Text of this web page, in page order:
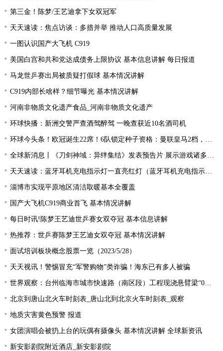
第三金！陈梦/王艺迪拿下女双冠军
天天速读：焦点访谈：多措并举 推动人口高质量发展
一图认识国产大飞机 C919
美国白宫和共和党达成债务上限协议 基本信息讲解 每日报道
马龙世乒赛出局被质疑打假球 基本情况讲解
C919内部长啥样？细节曝光 基本情况讲解
河南非物质文化遗产食品_河南非物质文化遗产
环球快播：新洲交警严查酒驾醉驾 一晚查获近10名酒司机
环球今头条！欧冠诞生22席！6队锁定种子资格：曼联皇马2档，酝酿死亡之组
全球新消息丨《刀剑神域：异绊集结》发表预告片 展示游戏诸多玩法
天天速读：蓝牙耳机充电指示灯一直亮红灯（蓝牙耳机充电指示灯）
淄博市实现平原地区清洁取暖基本全覆盖
国产大飞机C919商业首飞 基本情况讲解
每日时讯!陈梦王艺迪世乒赛女双夺冠 基本信息讲解
热推荐：世乒赛陈梦王艺迪女双夺冠 基本情况讲解
面试培训板块概念股票一览（2023/5/28）
天天视讯！警惕冒充“军警购物”类诈骗！海东已有多人被骗
世界观察：台州临海市城市快速路（南区段）工程现浇悬臂梁“0号块”顺利浇筑
北京到唐山北火车时刻表_唐山北到北京火车时刻表_观察
地质灾害黄色预警 报道
女团演唱会被扔上台的玩偶有摄像头 基本情况讲解 全球新资讯
新安影剧院附近酒店_新安影剧院